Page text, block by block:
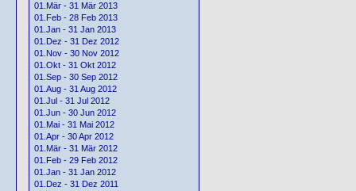
01.Mär - 31 Mär 2013
01.Feb - 28 Feb 2013
01.Jan - 31 Jan 2013
01.Dez - 31 Dez 2012
01.Nov - 30 Nov 2012
01.Okt - 31 Okt 2012
01.Sep - 30 Sep 2012
01.Aug - 31 Aug 2012
01.Jul - 31 Jul 2012
01.Jun - 30 Jun 2012
01.Mai - 31 Mai 2012
01.Apr - 30 Apr 2012
01.Mär - 31 Mär 2012
01.Feb - 29 Feb 2012
01.Jan - 31 Jan 2012
01.Dez - 31 Dez 2011